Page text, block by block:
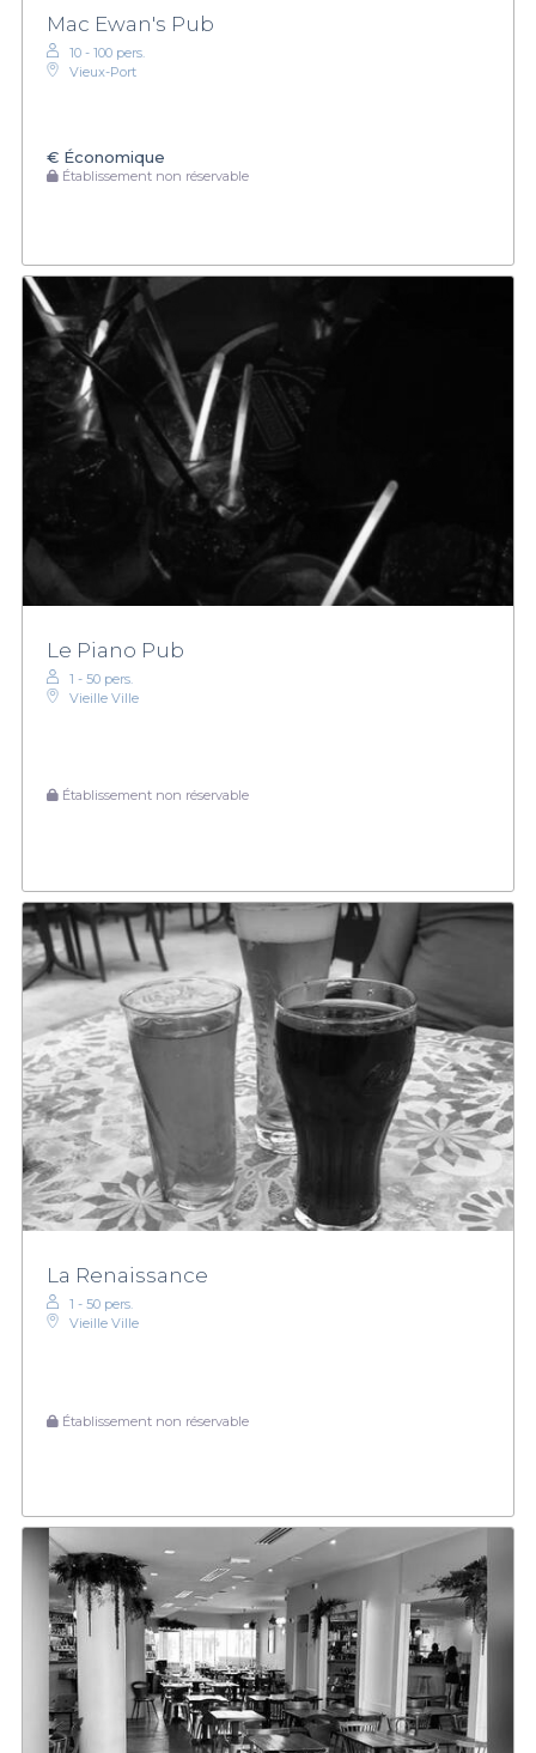
Mac Ewan's Pub
10 - 100 pers.
Vieux-Port
€ Économique
Établissement non réservable
Le Piano Pub
1 - 50 pers.
Vieille Ville
Établissement non réservable
La Renaissance
1 - 50 pers.
Vieille Ville
Établissement non réservable